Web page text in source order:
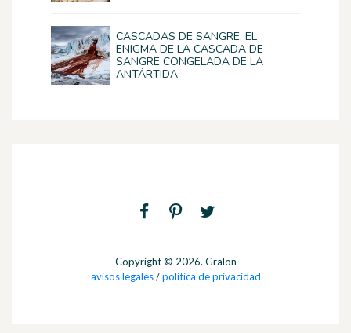
CASCADAS DE SANGRE: EL
ENIGMA DE LA CASCADA DE
SANGRE CONGELADA DE LA
ANTÁRTIDA
Copyright © 2026. Gralon
avisos legales/politica de privacidad